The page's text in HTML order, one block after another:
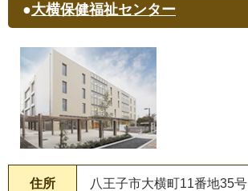
●大横保健福祉センター
住所 八王子市大横町11番地35号